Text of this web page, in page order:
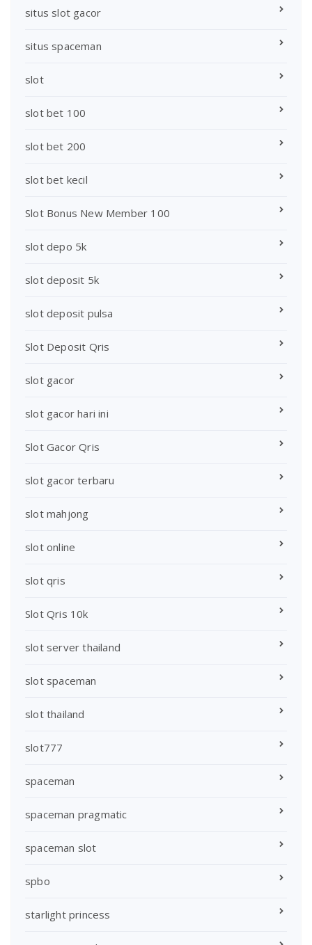
situs slot gacor
situs spaceman
slot
slot bet 100
slot bet 200
slot bet kecil
Slot Bonus New Member 100
slot depo 5k
slot deposit 5k
slot deposit pulsa
Slot Deposit Qris
slot gacor
slot gacor hari ini
Slot Gacor Qris
slot gacor terbaru
slot mahjong
slot online
slot qris
Slot Qris 10k
slot server thailand
slot spaceman
slot thailand
slot777
spaceman
spaceman pragmatic
spaceman slot
spbo
starlight princess